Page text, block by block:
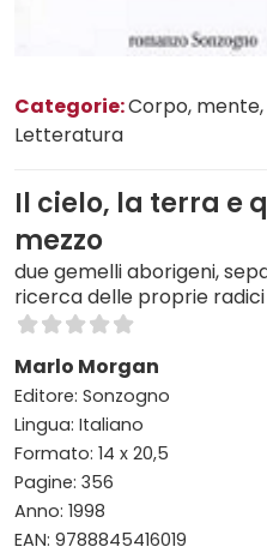
Categorie:Corpo,
Letteratura
Il cielo, la terra e
mezzo
due gemelli aborigeni,
ricerca delle proprie
Marlo Morgan
Editore: Sonzogno
Lingua: Italiano
Formato: 14 x 20,5
Pagine: 356
Anno: 1998
EAN: 9788845416019